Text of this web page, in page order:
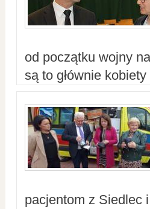
od początku wojny
są to głównie
pacjentom z Siedlec